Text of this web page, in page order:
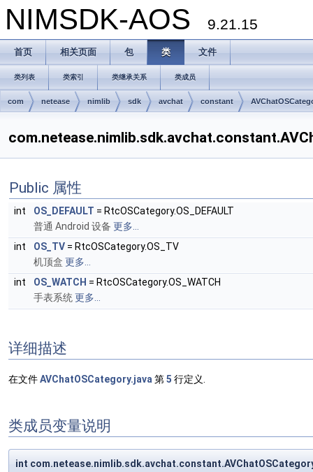
NIMSDK-AOS 9.21.15
首页 相关页面 包 类 文件
类列表 类索引 类继承关系 类成员
com netease nimlib sdk avchat constant
Public 属性
int OS_DEFAULT = RtcOSCategory.OS_DEFAULT
普通 Android 设备 更多...
int
OS_TV = RtcOSCategory.OS_TV
机顶盒 更多...
int
OS_WATCH = RtcOSCategory.OS_WATCH
手表系统更多...
详细描述
在文件AVChatOSCategory.java 第5 行定义.
类成员变量说明
int